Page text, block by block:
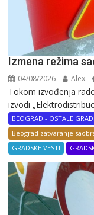
Izmena režima
04/08/2026 Alex
Tokom izvođenja
izvodi
BEOGRAD - OSTALE
Beograd zatvaranje
GRADSKE VESTI